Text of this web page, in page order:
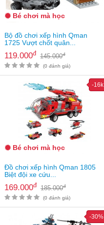
toàn
chơi
mà
học
bố
dùng
trong
nhà
Bộ đồ chơi xếp hình Qman
1725 Vượt chốt quân...
119.000đ 145.000đ
(0 đánh giá)
Bé chơi mà học
Đồ chơi xếp hình Qman 1805
Biệt đội xe cứu...
169.000đ 185.000đ
-16k
(0 đánh giá)
Bé chơi mà học
-30%